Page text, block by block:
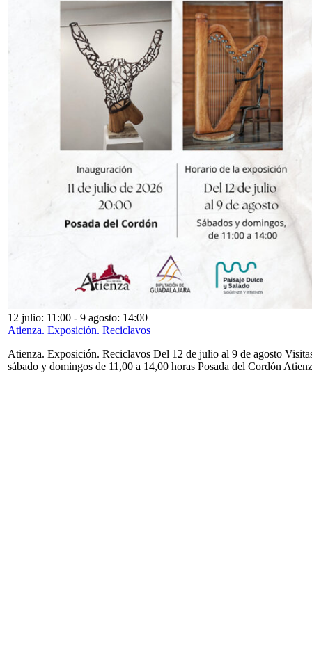
12 julio: 11:00 - 9 agosto: 14:00
Atienza. Exposición. Reciclavos
Atienza. Exposición. Reciclavos Del 12 de julio al 9 de agosto
sábado y domingos de 11,00 a 14,00 horas Posada del Cordón